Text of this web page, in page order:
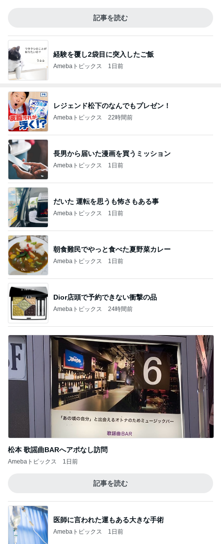
記事を読む
経験を覆し2袋目に突入したご飯
Amebaトピックス 1日前
レジェンド松下のなんでもプレゼン！
Amebaトピックス 22時間前
長男から届いた漫画を買うミッション
Amebaトピックス 1日前
だいた 運転を思うも怖さもある事
Amebaトピックス 1日前
朝食難民でやっと食べた夏野菜カレー
Amebaトピックス 1日前
Dior店頭で予約できない衝撃の品
Amebaトピックス 24時間前
松本 歌謡曲BARへアポなし訪問
Amebaトピックス 1日前
記事を読む
医師に言われた運もある大きな手術
Amebaトピックス 1日前